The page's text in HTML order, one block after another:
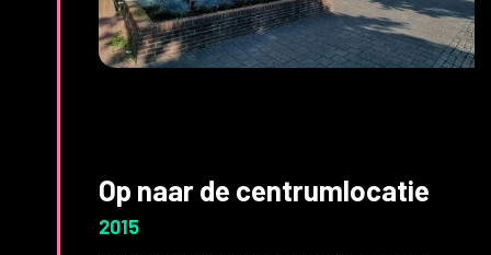
Op naar de centrumlocatie
2015